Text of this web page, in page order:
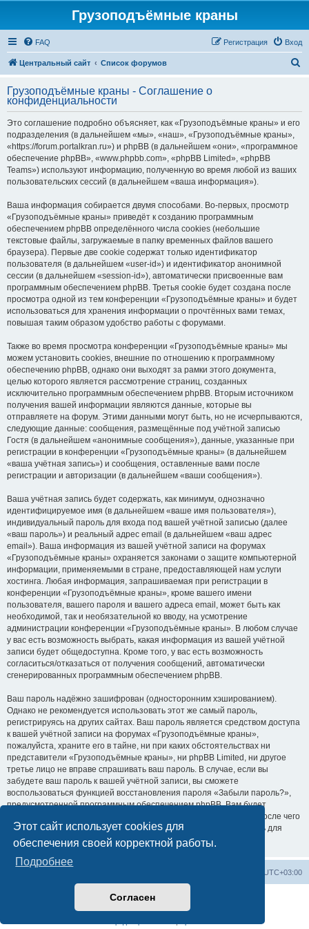
Этот сайт использует cookies для
обеспечения своей корректной работы.
Подробнее
Согласен
Грузоподъёмные краны
FAQ Вход
Регистрация
Центральный сайт Список форумов
с
Грузоподъёмные краны - Соглашение о
конфиденциальности
Это соглашение подробно объясняет, как «Грузоподъёмные краны» и его
подразделения (в дальнейшем «мы», «наш», «Грузоподъёмные краны»,
«https://forum.portalkran.ru») и phpBB (в дальнейшем «они», «программное
обеспечение phpBB», «www.phpbb.com», «phpBB Limited», «phpBB
Teams») используют информацию, полученную во время любой из ваших
пользовательских сессий (в дальнейшем «ваша информация»).
Ваша информация собирается двумя способами. Во-первых, просмотр
«Грузоподъёмные краны» приведёт к созданию программным
обеспечением phpBB определённого числа cookies (небольшие
текстовые файлы, загружаемые в папку временных файлов вашего
браузера). Первые две cookie содержат только идентификатор
пользователя (в дальнейшем «user-id») и идентификатор анонимной
сессии (в дальнейшем «session-id»), автоматически присвоенные вам
программным обеспечением phpBB. Третья cookie будет создана после
просмотра одной из тем конференции «Грузоподъёмные краны» и будет
использоваться для хранения информации о прочтённых вами темах,
повышая таким образом удобство работы с форумами.
Также во время просмотра конференции «Грузоподъёмные краны» мы
можем установить cookies, внешние по отношению к программному
обеспечению phpBB, однако они выходят за рамки этого документа,
целью которого является рассмотрение страниц, созданных
исключительно программным обеспечением phpBB. Вторым источником
получения вашей информации являются данные, которые вы
отправляете на форум. Этими данными могут быть, но не исчерпываются,
следующие данные: сообщения, размещённые под учётной записью
Гостя (в дальнейшем «анонимные сообщения»), данные, указанные при
регистрации в конференции «Грузоподъёмные краны» (в дальнейшем
«ваша учётная запись») и сообщения, оставленные вами после
регистрации и авторизации (в дальнейшем «ваши сообщения»).
Ваша учётная запись будет содержать, как минимум, однозначно
идентифицируемое имя (в дальнейшем «ваше имя пользователя»),
индивидуальный пароль для входа под вашей учётной записью (далее
«ваш пароль») и реальный адрес email (в дальнейшем «ваш адрес
email»). Ваша информация из вашей учётной записи на форумах
«Грузоподъёмные краны» охраняется законами о защите компьютерной
информации, применяемыми в стране, предоставляющей нам услуги
хостинга. Любая информация, запрашиваемая при регистрации в
конференции «Грузоподъёмные краны», кроме вашего имени
пользователя, вашего пароля и вашего адреса email, может быть как
необходимой, так и необязательной ко вводу, на усмотрение
администрации конференции «Грузоподъёмные краны». В любом случае
у вас есть возможность выбрать, какая информация из вашей учётной
записи будет общедоступна. Кроме того, у вас есть возможность
согласиться/отказаться от получения сообщений, автоматически
сгенерированных программным обеспечением phpBB.
Ваш пароль надёжно зашифрован (односторонним хэшированием).
Однако не рекомендуется использовать этот же самый пароль,
регистрируясь на других сайтах. Ваш пароль является средством доступа
к вашей учётной записи на форумах «Грузоподъёмные краны»,
пожалуйста, храните его в тайне, ни при каких обстоятельствах ни
представители «Грузоподъёмные краны», ни phpBB Limited, ни другое
третье лицо не вправе спрашивать ваш пароль. В случае, если вы
забудете ваш пароль к вашей учётной записи, вы сможете
воспользоваться функцией восстановления пароля «Забыли пароль?»,
предусмотренной программным обеспечением phpBB. Вам будет
необходимо ввести ваше имя пользователя и ваш адрес email, после чего
программное обеспечение phpBB сгенерирует вам новый пароль для
вашей учётной записи.
UTC+03:00
Создано на основеphpBB® Forum Software © phpBB Limited
Русская поддержка phpBB